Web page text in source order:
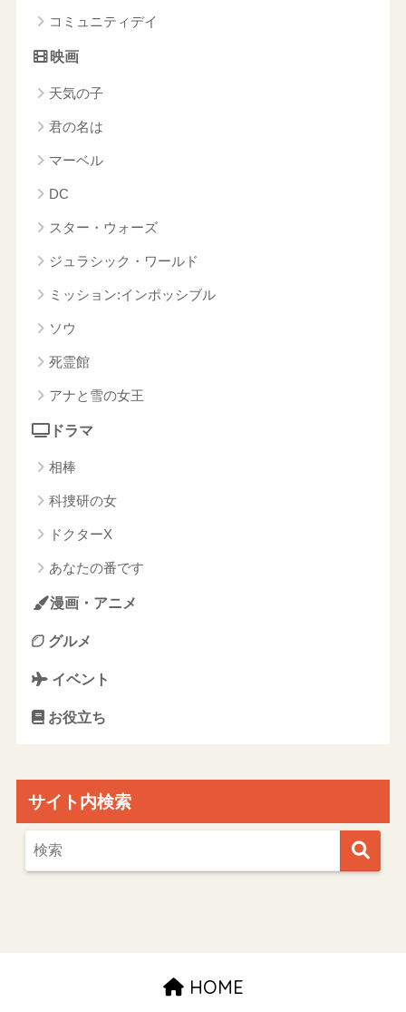
コミュニティデイ
映画
天気の子
君の名は
マーベル
DC
スター・ウォーズ
ジュラシック・ワールド
ミッション:インポッシブル
ソウ
死霊館
アナと雪の女王
ドラマ
相棒
科捜研の女
ドクターX
あなたの番です
漫画・アニメ
グルメ
イベント
お役立ち
サイト内検索
HOME